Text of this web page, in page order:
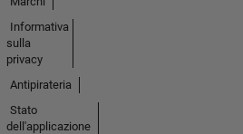
Informativa
sulla
privacy
Antipirateria
Stato
dell'applicazione